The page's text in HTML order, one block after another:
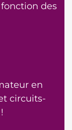
des
en
circuits-